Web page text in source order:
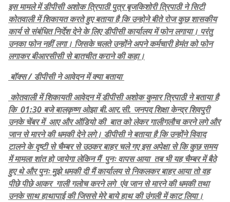
इस मामले में डीपीसी अशोक त्रिपाठी पुत्र बृजकिशोरी त्रिपाठी ने सिटी
कोतवाली में शिकायत करते हुए बताया है कि उन्होने बीते रोज कुछ शासकीय
कार्य से संबंधित निर्देश देने के लिए डीपीसी कार्यालय में फोन लगाया। परंतु
उनका फोन नहीं लगा। जिसके चलते उन्होंने अपने कर्मचारी हेमंत को फोन
लगाकर बीआरसीसी से बातचीत कराने की कहा।
बॉक्स / डीपीसी ने आवेदन में क्या बताया
कोतवाली में शिकायती आवेदन में डीपीसी अशोक कुमार त्रिपाठी ने बताया है
कि 01:30 बजे बालकृष्ण ओझा बी.आर.सी. जनपद शिक्षा केन्द्र शिवपुरी
उनके चेंबर में आए और ऑडियो की बात को लेकर गालीगलौच करने लगे और
जान से मारने की धमकी देने लगे। डीपीसी ने बताया है कि उन्होंने विवाद
टालने के दृष्टी से चैम्बर से उठकर बाहर चले गए इस अपेक्षा से कि कुछ समय
में मामला शांत हो जायेगा लेकिन मैं पुनः वापस आया तब भी यह चैम्बर में बैठे
हुए थे और पुनः मुझे धमकी दी मैं कार्यालय से निकलकर बाहर आया तो वह
पीछे पीछे आकर गाली गलोच करने लगे एंव जान से मारने की धमकी तथा
उनके साथ हाथापाई की जिससे मेरे बाये हाथ की उंगली में काट लिया।